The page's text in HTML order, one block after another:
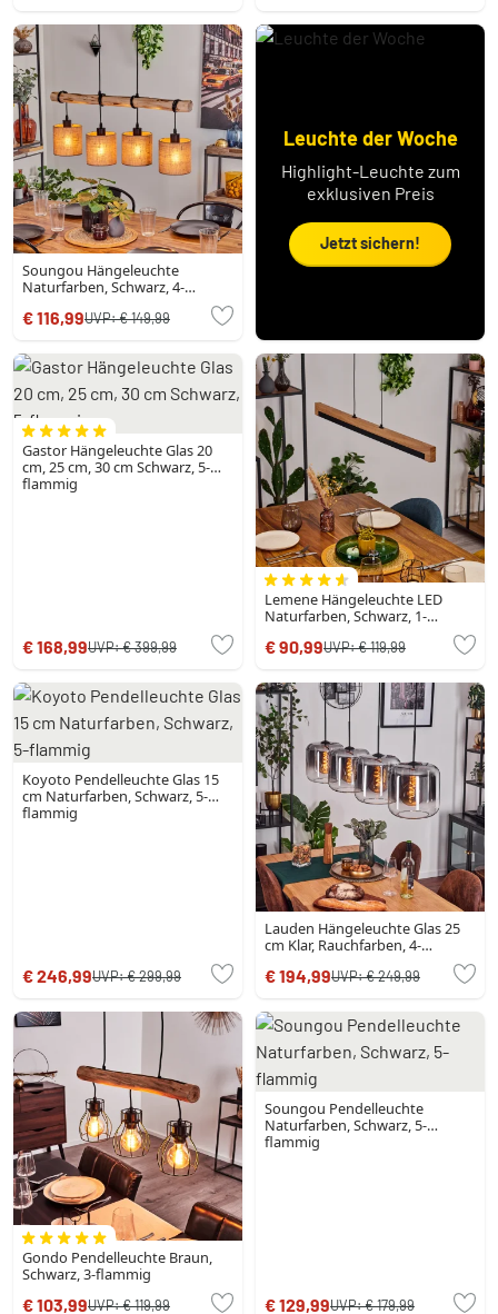
Soungou Hängeleuchte
Naturfarben, Schwarz, 4-
€ 116,99UVP:€ 149,99
Leuchte der Woche
Highlight-Leuchte zum
exklusiven Preis
Jetzt sichern!
Gastor Hängeleuchte Glas 20
cm, 25 cm, 30 cm Schwarz, 5-
flammig
€ 168,99UVP:€ 399,99
Lemene Hängeleuchte LED
Naturfarben, Schwarz, 1-
€ 90,99UVP:€ 119,99
Koyoto Pendelleuchte Glas 15
cm Naturfarben, Schwarz, 5-
flammig
€ 246,99UVP:€ 299,99
Lauden Hängeleuchte Glas 25
cm Klar, Rauchfarben, 4-
€ 194,99UVP:€ 249,99
Gondo Pendelleuchte Braun,
Schwarz, 3-flammig
€ 103,99UVP:€ 119,99
Soungou Pendelleuchte
Naturfarben, Schwarz, 5-
flammig
€ 129,99UVP:€ 179,99